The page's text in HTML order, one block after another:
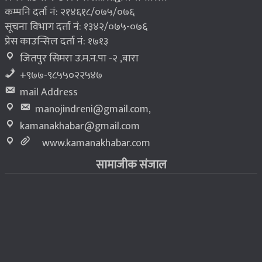
कम्पनि दर्ता नं: २१४६१८/०७५/०७६
सूचना विभाग दर्ता नं: १३४२/०७५-०७६
प्रेस काउन्सिल दर्ता नं: १७१३
जितपुर सिमरा उ.म.न.पा -२ ,बारा
+९७७-९८५५०२२५४७
mail Address
manojindreni@gmail.com,
kamanakhabar@gmail.com
www.kamanakhabar.com
सामाजीक संजाल